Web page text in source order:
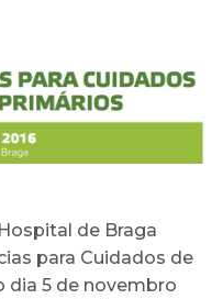
de Braga
para Cuidados de
dia 5 de novembro